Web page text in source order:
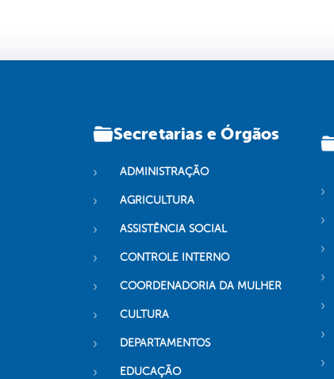
Secretarias e Órgãos
ADMINISTRAÇÃO
AGRICULTURA
ASSISTÊNCIA SOCIAL
CONTROLE INTERNO
COORDENADORIA DA MULHER
CULTURA
DEPARTAMENTOS
EDUCAÇÃO